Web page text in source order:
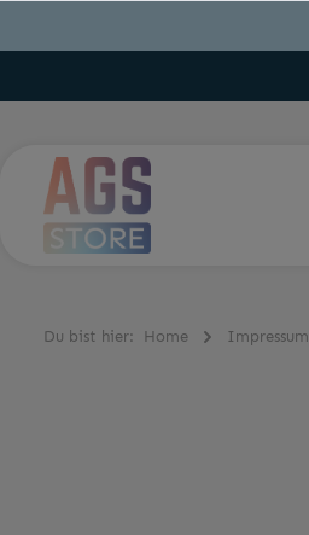
Du bist hier: Home Impressum